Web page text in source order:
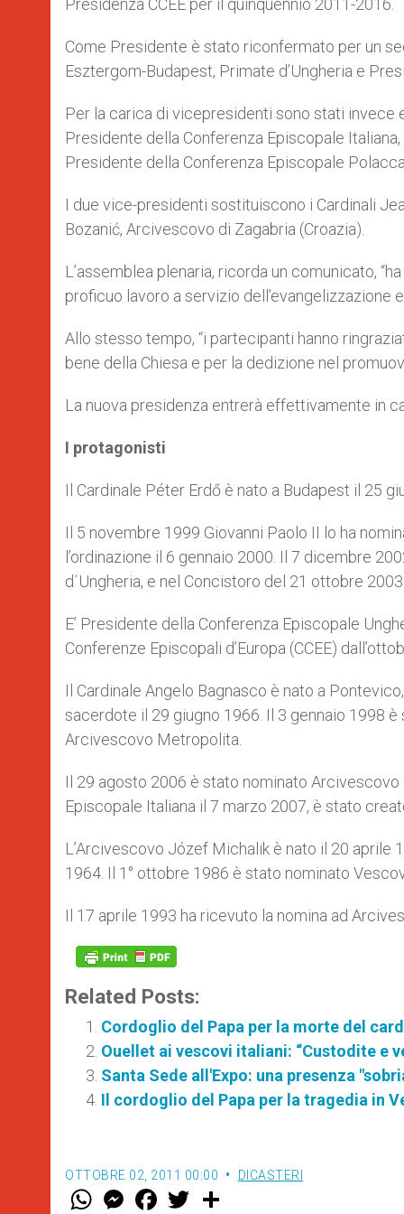
Presidenza CCEE per il quinquennio 2011-2016.
Come Presidente è stato riconfermato per un
Esztergom-Budapest, Primate d’Ungheria e
Per la carica di vicepresidenti sono stati invece
Presidente della Conferenza Episcopale
Presidente della Conferenza Episcopale Polacca.
I due vice-presidenti sostituiscono i Cardinali
Bozanić, Arcivescovo di Zagabria (Croazia).
L’assemblea plenaria, ricorda un comunicato,
proficuo lavoro a servizio dell’evangelizzazione e
Allo stesso tempo, “i partecipanti hanno
bene della Chiesa e per la dedizione nel
La nuova presidenza entrerà effettivamente in
I protagonisti
Il Cardinale Péter Erdő è nato a Budapest il 25
Il 5 novembre 1999 Giovanni Paolo II lo ha
l’ordinazione il 6 gennaio 2000. Il 7 dicembre
d´Ungheria, e nel Concistoro del 21 ottobre
E’ Presidente della Conferenza Episcopale
Conferenze Episcopali d’Europa (CCEE)
Il Cardinale Angelo Bagnasco è nato a
sacerdote il 29 giugno 1966. Il 3 gennaio 1998
Arcivescovo Metropolita.
Il 29 agosto 2006 è stato nominato
Episcopale Italiana il 7 marzo 2007, è stato
L’Arcivescovo Józef Michalik è nato il 20
1964. Il 1° ottobre 1986 è stato nominato
Il 17 aprile 1993 ha ricevuto la nomina ad
Related Posts:
Cordoglio del Papa per la morte del
Ouellet ai vescovi italiani: “Custodite e
Santa Sede all'Expo: una presenza
Il cordoglio del Papa per la tragedia in
OTTOBRE 02, 2011 00:00 DICASTERI
W M
e
F
a w